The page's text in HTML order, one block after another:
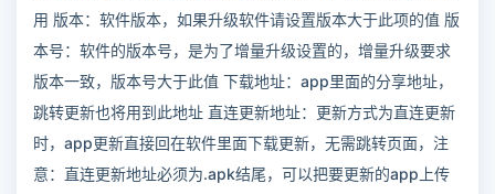
用 版本：软件版本，如果升级软件请设置版本大于此项的值 版
本号：软件的版本号，是为了增量升级设置的，增量升级要求
版本一致，版本号大于此值 下载地址：app里面的分享地址，
跳转更新也将用到此地址 直连更新地址：更新方式为直连更新
时，app更新直接回在软件里面下载更新，无需跳转页面，注
意：直连更新地址必须为.apk结尾，可以把要更新的app上传